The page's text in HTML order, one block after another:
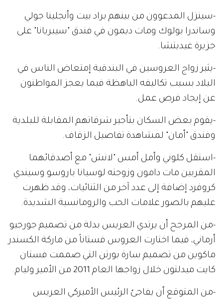
-سينزل المدعوون من بينهم براد بيت وأنجلينا جولي
وساندرا بولوك ومات ديمون في فندق "سيبريانا" على
جزيرة غيديتشا.
-يثير زواج العروسين في البندقية إمتعاض الناس في
البلاد بسبب تكاليفه الباهظة فيما يعجز المواطنون
عن إيجاد فرص عمل.
-يقوم بعض السكان بتأجير شرفاتهم المقابلة للبلدية
وفندق "أمان" لمشاهدة تفاصيل الزفاف.
-استقل كلوني وأمل أمس "لانش" مع أصدقائهما
المقربين مات دامون وزوجته لوسيانا باروسو وسيندي
كروفرد إضافة إلى عدد آخر من الثنائيات، وقد ظهرت
عليهم بالصور علامات الحب والرومانسية الشديدة.
-من المرجح أن يرتدي العريس بدلة من تصميم جورجيو
أرماني، فيما اختارت العروس فستاناً من ماركة الكسندر
ماكوين من تصميم سارة بورتن التي صممت فستان
كايت ميدلتون خلال زواجها العام 2011 من الأمير وليام.
-من المتوقع أن يفاجئ الرئيس الأميركي العريس